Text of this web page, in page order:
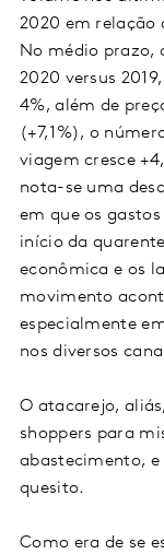
2020 em relação
No médio prazo,
2020 versus
4%, além de
(+7,1%), o
viagem cresce
nota-se uma
em que os
início da
econômica e os
movimento
especialmente
nos diversos
O atacarejo,
shoppers para
abastecimento,
quesito.
Como era de se